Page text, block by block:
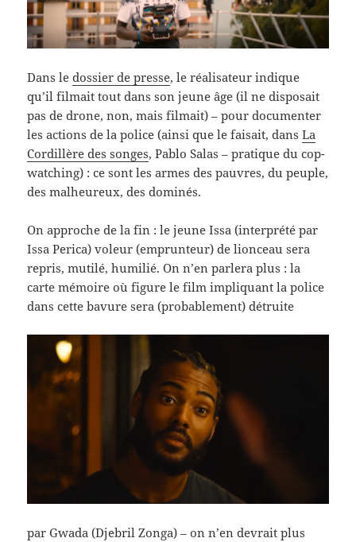
Dans ledossier de presse, le réalisateur indique
qu’il filmait tout dans son jeune âge (il ne disposait
pas de drone, non, mais filmait) – pour documenter
les actions de la police (ainsi que le faisait, dansLa
Cordillère des songes, Pablo Salas – pratique du cop-
watching) : ce sont les armes des pauvres, du peuple,
des malheureux, des dominés.
On approche de la fin : le jeune Issa (interprété par
Issa Perica) voleur (emprunteur) de lionceau sera
repris, mutilé, humilié. On n’en parlera plus : la
carte mémoire où figure le film impliquant la police
dans cette bavure sera (probablement) détruite
par Gwada (Djebril Zonga) – on n’en devrait plus